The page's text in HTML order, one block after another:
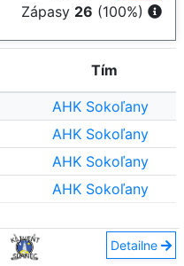
Zápasy 26 (100%)
Tím
AHK Sokoľany
AHK Sokoľany
AHK Sokoľany
AHK Sokoľany
Detailne